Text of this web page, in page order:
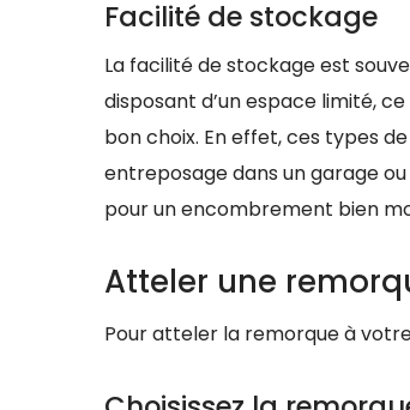
Facilité de stockage
La facilité de stockage est
disposant d’un espace limité,
bon choix. En effet, ces types
entreposage dans un garage
pour un encombrement bien
Atteler une
Pour atteler la remorque à